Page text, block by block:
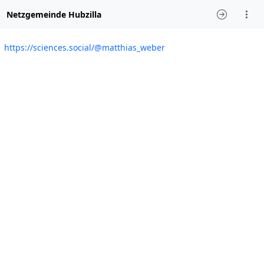
Netzgemeinde Hubzilla
https://sciences.social/@matthias_weber